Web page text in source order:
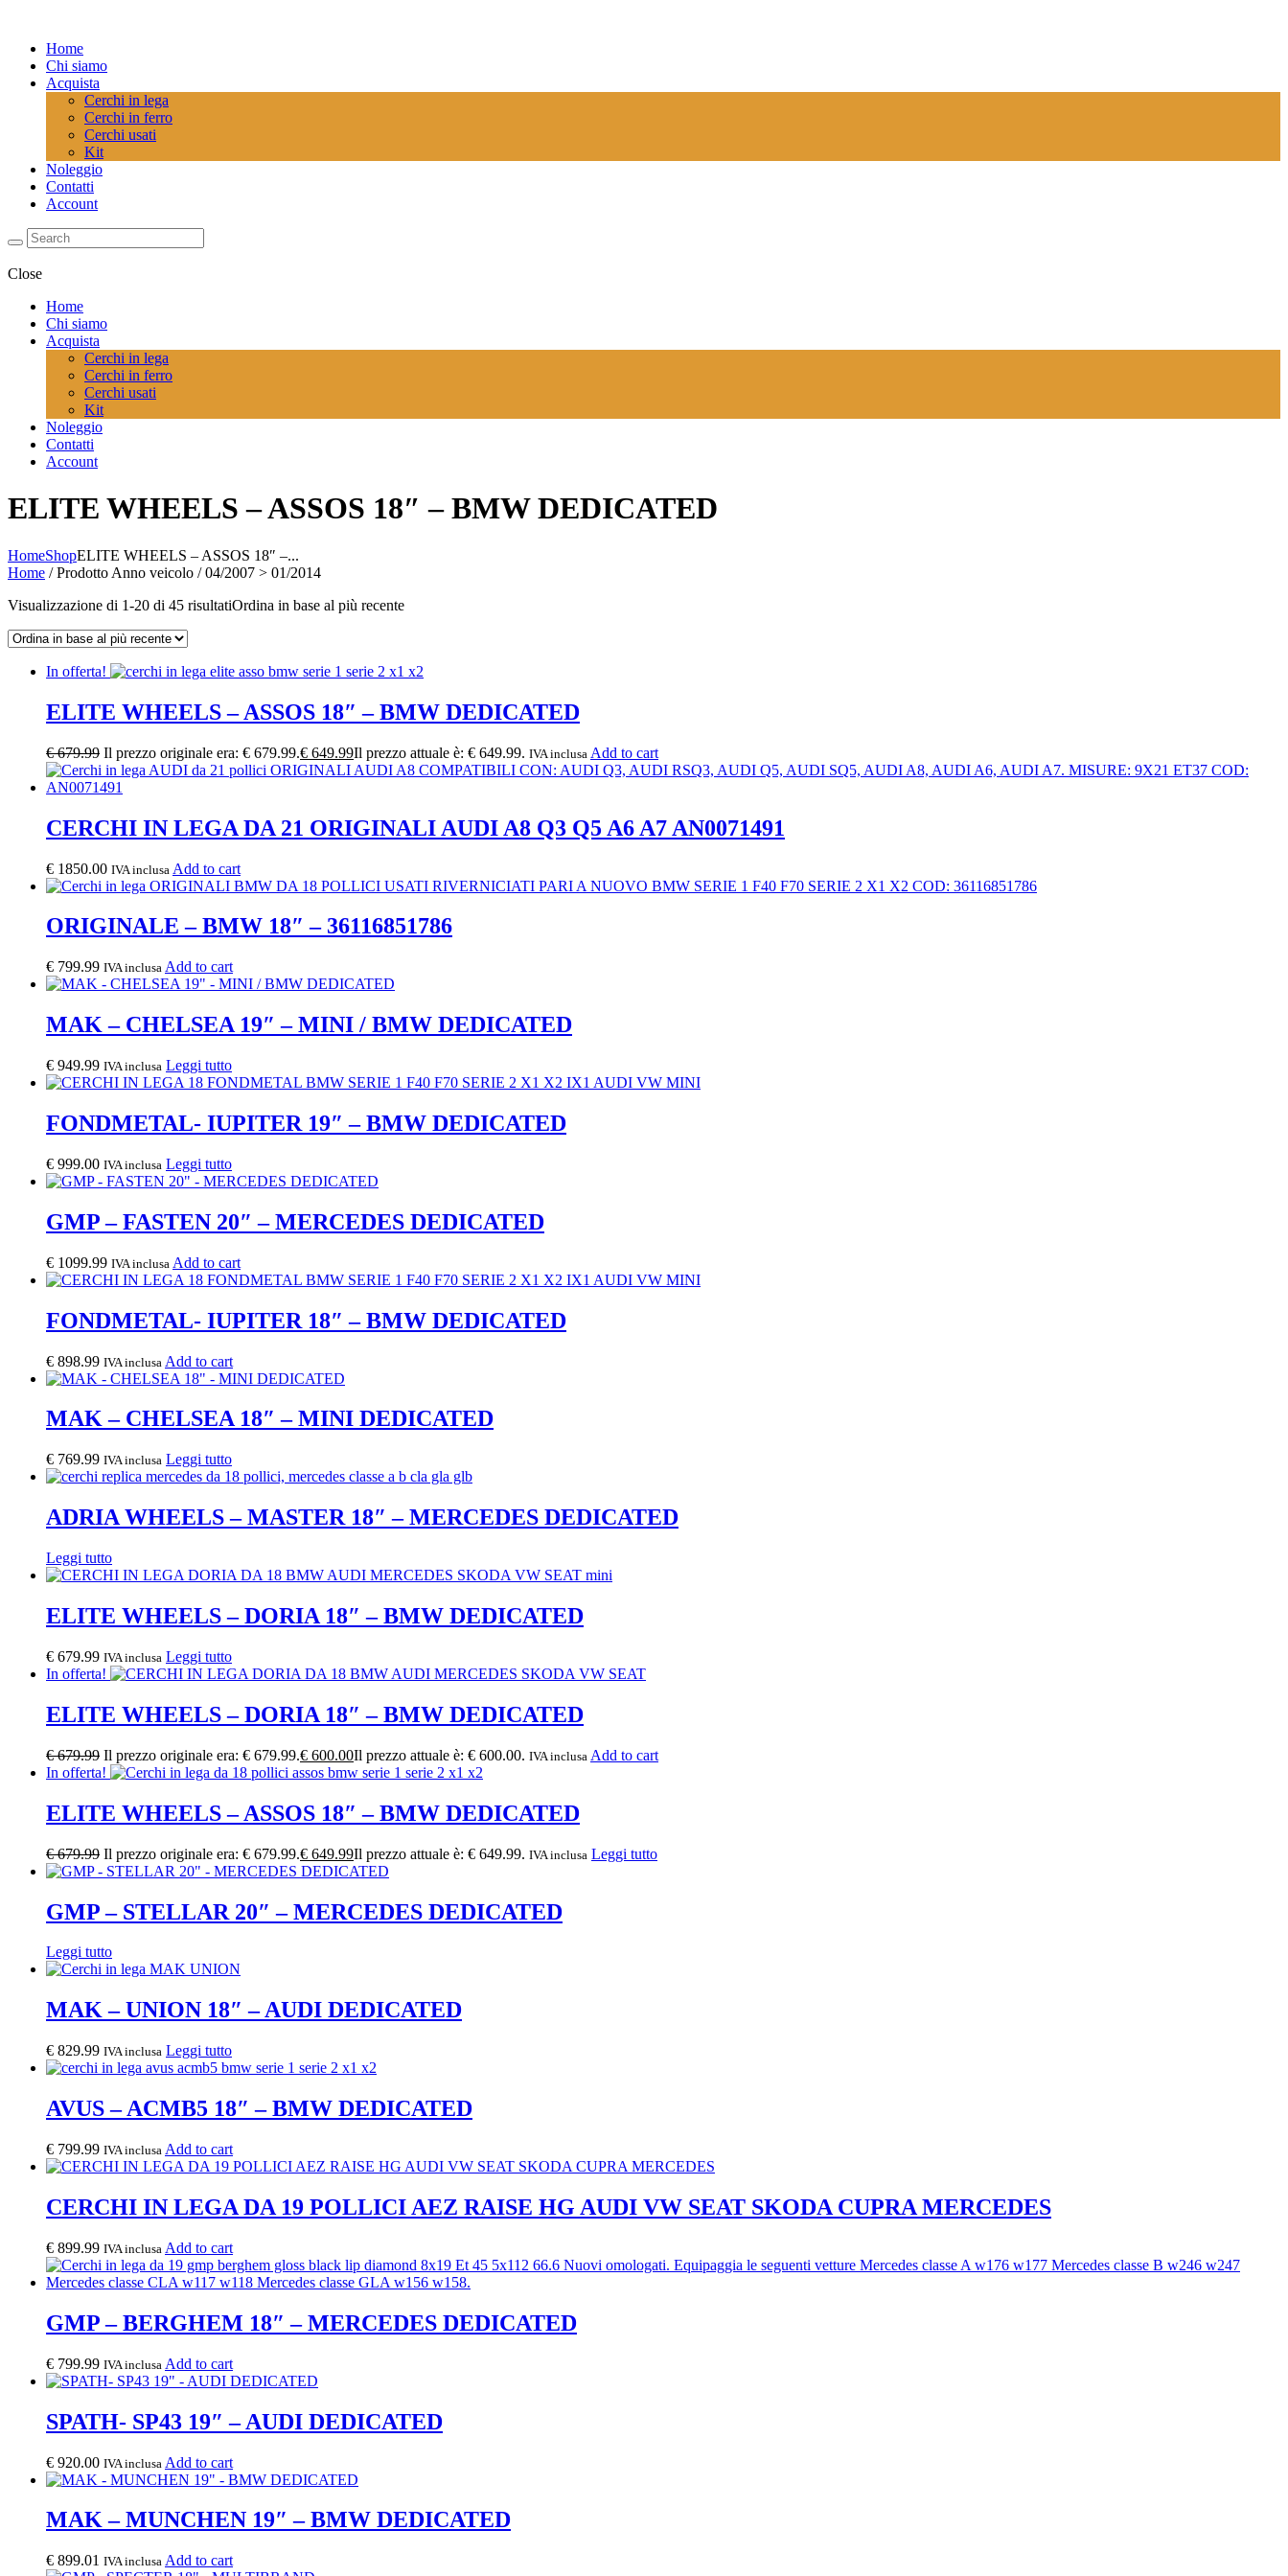
Home
Chi siamo
Acquista
Cerchi in lega
Cerchi in ferro
Cerchi usati
Kit
Noleggio
Contatti
Account
Close
Home
Chi siamo
Acquista
Cerchi in lega
Cerchi in ferro
Cerchi usati
Kit
Noleggio
Contatti
Account
ELITE WHEELS – ASSOS 18″ – BMW DEDICATED
HomeShopELITE WHEELS – ASSOS 18″ –...
Home / Prodotto Anno veicolo / 04/2007 > 01/2014
Visualizzazione di 1-20 di 45 risultatiOrdina in base al più recente
In offerta!
ELITE WHEELS – ASSOS 18″ – BMW DEDICATED
€679.99 Il prezzo originale era: € 679.99.€ 649.99Il prezzo attuale è: € 649.99. IVA inclusa Add to cart
CERCHI IN LEGA DA 21 ORIGINALI AUDI A8 Q3 Q5 A6 A7 AN0071491
€ 1850.00 IVA inclusa Add to cart
ORIGINALE – BMW 18″ – 36116851786
€ 799.99 IVA inclusa Add to cart
MAK – CHELSEA 19″ – MINI / BMW DEDICATED
€ 949.99 IVA inclusa Leggi tutto
FONDMETAL- IUPITER 19″ – BMW DEDICATED
€ 999.00 IVA inclusa Leggi tutto
GMP – FASTEN 20″ – MERCEDES DEDICATED
€ 1099.99 IVA inclusa Add to cart
FONDMETAL- IUPITER 18″ – BMW DEDICATED
€ 898.99 IVA inclusa Add to cart
MAK – CHELSEA 18″ – MINI DEDICATED
€ 769.99 IVA inclusa Leggi tutto
ADRIA WHEELS – MASTER 18″ – MERCEDES DEDICATED
Leggi tutto
ELITE WHEELS – DORIA 18″ – BMW DEDICATED
€ 679.99 IVA inclusa Leggi tutto
In offerta!
ELITE WHEELS – DORIA 18″ – BMW DEDICATED
€679.99 Il prezzo originale era: € 679.99.€ 600.00Il prezzo attuale è: € 600.00. IVA inclusa Add to cart
In offerta!
ELITE WHEELS – ASSOS 18″ – BMW DEDICATED
€679.99 Il prezzo originale era: € 679.99.€ 649.99Il prezzo attuale è: € 649.99. IVA inclusa Leggi tutto
GMP – STELLAR 20″ – MERCEDES DEDICATED
Leggi tutto
MAK – UNION 18″ – AUDI DEDICATED
€ 829.99 IVA inclusa Leggi tutto
AVUS – ACMB5 18″ – BMW DEDICATED
€ 799.99 IVA inclusa Add to cart
CERCHI IN LEGA DA 19 POLLICI AEZ RAISE HG AUDI VW SEAT SKODA CUPRA MERCEDES
€ 899.99 IVA inclusa Add to cart
GMP – BERGHEM 18″ – MERCEDES DEDICATED
€ 799.99 IVA inclusa Add to cart
SPATH- SP43 19″ – AUDI DEDICATED
€ 920.00 IVA inclusa Add to cart
MAK – MUNCHEN 19″ – BMW DEDICATED
€ 899.01 IVA inclusa Add to cart